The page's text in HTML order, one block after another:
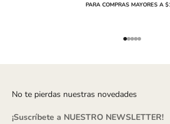
PARA COMPRAS MAYORES A
Ir al artículo 1
Ir al artículo
Ir al
Ir al
Ir al
No te pierdas nuestras novedades
¡Suscríbete a NUESTRO NEWSLETTER!